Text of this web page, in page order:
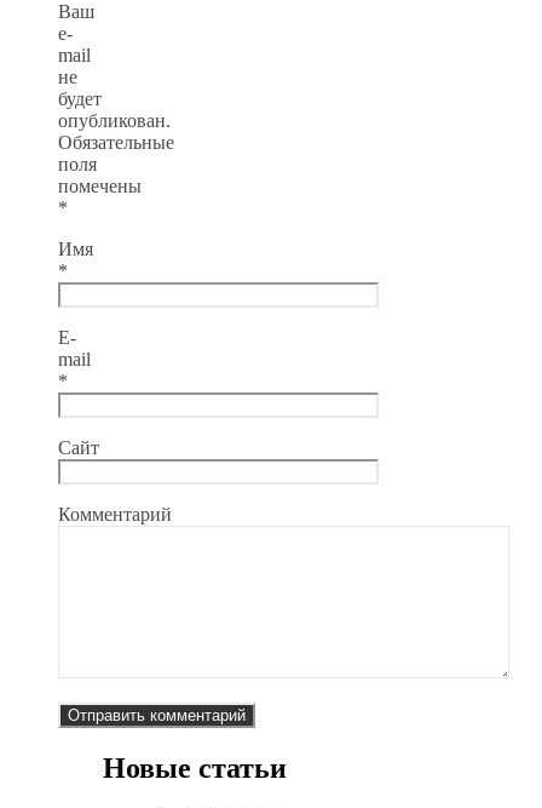
Ваш
e-
mail
не
будет
опубликован.
Обязательные
поля
помечены
*
Имя
*
E-
mail
*
Сайт
Комментарий
Новые статьи